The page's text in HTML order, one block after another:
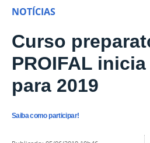
NOTÍCIAS
Curso
PROIFAL
para 2019
Saiba como participar!